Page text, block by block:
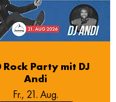
Rock Party mit DJ
Andi
Fr., 21. Aug.